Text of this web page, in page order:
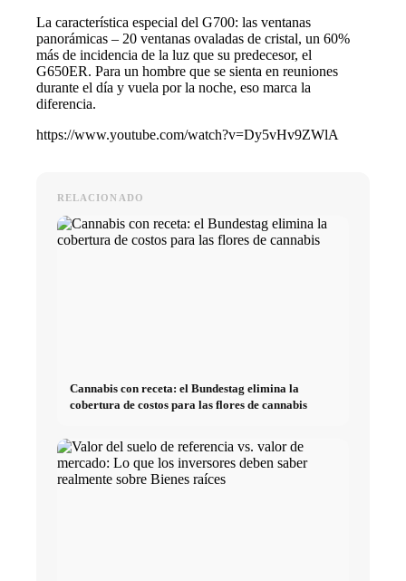
La característica especial del G700: las ventanas
panorámicas – 20 ventanas ovaladas de cristal, un 60%
más de incidencia de la luz que su predecesor, el
G650ER. Para un hombre que se sienta en reuniones
durante el día y vuela por la noche, eso marca la
diferencia.
https://www.youtube.com/watch?v=Dy5vHv9ZWlA
RELACIONADO
Cannabis con receta: el Bundestag elimina la
cobertura de costos para las flores de cannabis